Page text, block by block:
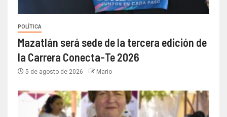
POLÍTICA
Mazatlán será sede de la tercera edición de
la Carrera Conecta-Te 2026
5 de agosto de 2026 Mario